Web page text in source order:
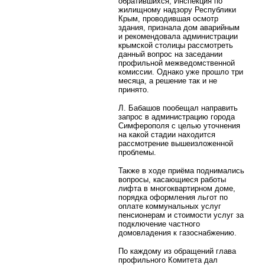
жилищному надзору Республики
Крым, проводившая осмотр
здания, признала дом аварийным
и рекомендовала администрации
крымской столицы рассмотреть
данный вопрос на заседании
профильной межведомственной
комиссии. Однако уже прошло три
месяца, а решение так и не
принято.
Л. Бабашов пообещал направить
запрос в администрацию города
Симферополя с целью уточнения
на какой стадии находится
рассмотрение вышеизложенной
проблемы.
Также в ходе приёма поднимались
вопросы, касающиеся работы
лифта в многоквартирном доме,
порядка оформления льгот по
оплате коммунальных услуг
пенсионерам и стоимости услуг за
подключение частного
домовладения к газоснабжению.
По каждому из обращений глава
профильного Комитета дал